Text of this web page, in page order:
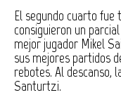
El segundo cuarto
consiguieron un
mejor jugador Mikel
sus mejores partidos
rebotes. Al descanso,
Santurtzi.